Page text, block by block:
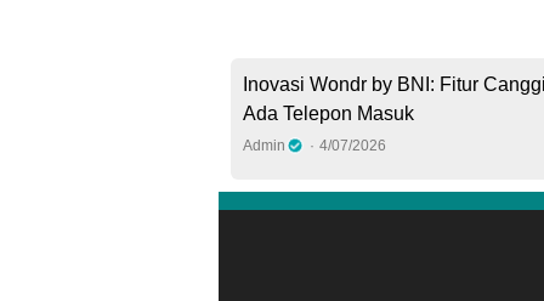
Inovasi Wondr by BNI: Fitur
Ada Telepon Masuk
Admin 4/07/2026